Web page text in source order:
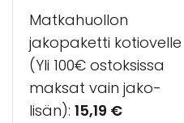
Matkahuollon
jakopaketti kotiovelle
(Yli 100€ ostoksissa
maksat vain jako-
lisän): 15,19 €